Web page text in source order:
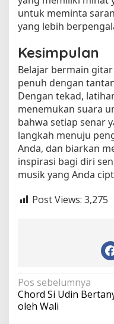
untuk meminta
yang lebih
Kesimpulan
Belajar bermain
penuh dengan
Dengan tekad,
menemukan suara
bahwa setiap senar
langkah menuju
Anda, dan biarkan
inspirasi bagi diri
musik yang Anda
Post Views: 3,275
N
a
Pos sebelumnya
Chord Si Udin
oleh Wali